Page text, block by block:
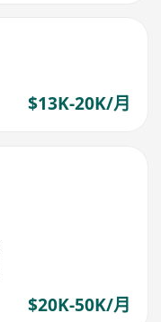
$13K-20K/月
$20K-50K/月